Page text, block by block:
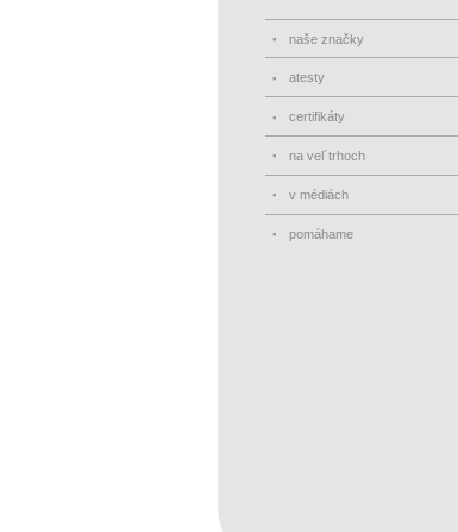
naše značky
atesty
certifikáty
na vel´trhoch
v médiách
pomáhame